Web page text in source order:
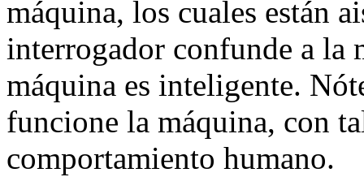
máquina, los cuales están
interrogador confunde a la
máquina es inteligente.
funcione la máquina, con
comportamiento humano.